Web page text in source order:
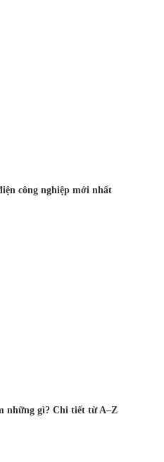
công nghiệp mới nhất
những gì? Chi tiết từ A–Z